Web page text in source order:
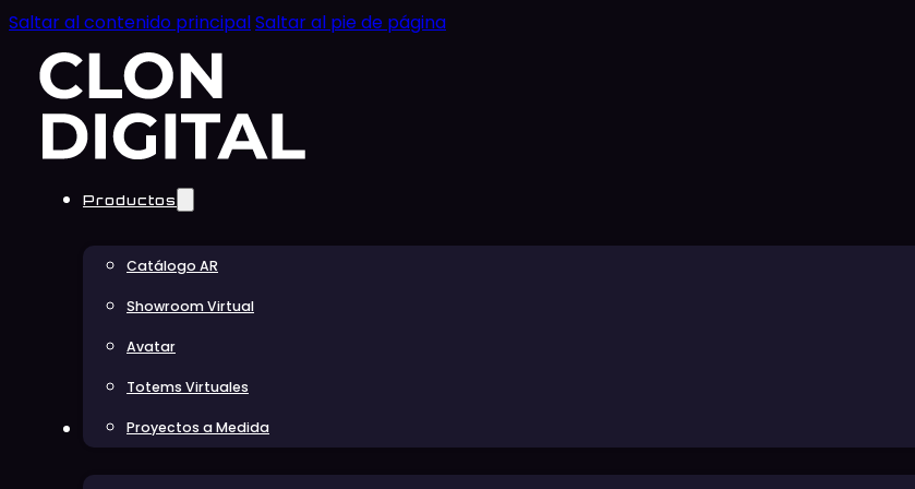
Saltar al contenido principalSaltar al pie de página
Productos
Catálogo AR
Showroom Virtual
Avatar
Totems Virtuales
Proyectos a Medida
Educación